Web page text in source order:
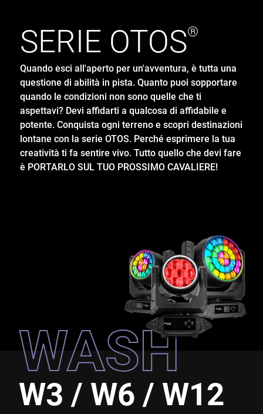
SERIE OTOS®
Quando esci all'aperto per un'avventura, è tutta una
questione di abilità in pista. Quanto puoi sopportare
quando le condizioni non sono quelle che ti
aspettavi? Devi affidarti a qualcosa di affidabile e
potente. Conquista ogni terreno e scopri destinazioni
lontane con la serie OTOS. Perché esprimere la tua
creatività ti fa sentire vivo. Tutto quello che devi fare
è PORTARLO SUL TUO PROSSIMO CAVALIERE!
WASH
W3 / W6 / W12